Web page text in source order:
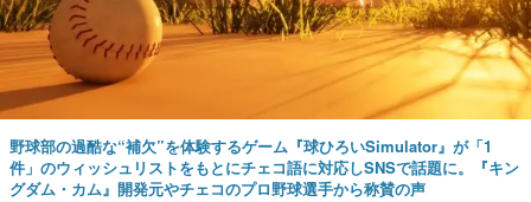
野球部の過酷な“補欠”を体験するゲーム『球ひろいSimulator』が「1
件」のウィッシュリストをもとにチェコ語に対応しSNSで話題に。『キン
グダム・カム』開発元やチェコのプロ野球選手から称賛の声